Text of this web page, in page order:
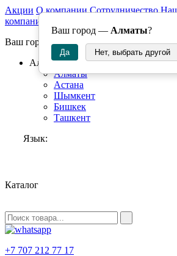
Ваш город — Алматы?
Да Нет, выбрать другой
Акции О компании Сотрудничество
компании
Ваш город:
Алматы
Алматы
Астана
Шымкент
Бишкек
Ташкент
Язык:
Каталог
+7 707 212 77 17